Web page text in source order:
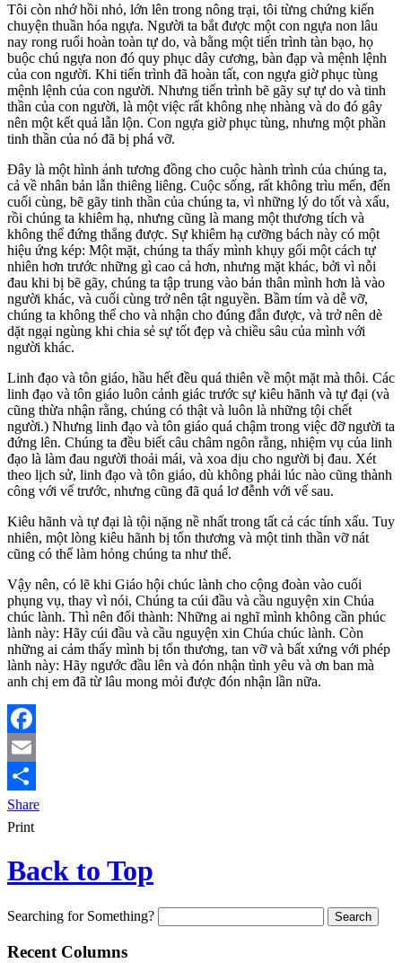
Tôi còn nhớ hồi nhỏ, lớn lên trong nông trại, tôi từng chứng kiến
chuyện thuần hóa ngựa. Người ta bắt được một con ngựa non lâu
nay rong ruổi hoàn toàn tự do, và bằng một tiến trình tàn bạo, họ
buộc chú ngựa non đó quy phục dây cương, bàn đạp và mệnh lệnh
của con người. Khi tiến trình đã hoàn tất, con ngựa giờ phục tùng
mệnh lệnh của con người. Nhưng tiến trình bẽ gãy sự tự do và tinh
thần của con người, là một việc rất không nhẹ nhàng và do đó gây
nên một kết quả lẫn lộn. Con ngựa giờ phục tùng, nhưng một phần
tinh thần của nó đã bị phá vỡ.
Đây là một hình ảnh tương đồng cho cuộc hành trình của chúng ta,
cả về nhân bản lẫn thiêng liêng. Cuộc sống, rất không trìu mến, đến
cuối cùng, bẽ gãy tinh thần của chúng ta, vì những lý do tốt và xấu,
rồi chúng ta khiêm hạ, nhưng cũng là mang một thương tích và
không thể đứng thẳng được. Sự khiêm hạ cưỡng bách này có một
hiệu ứng kép: Một mặt, chúng ta thấy mình khụy gối một cách tự
nhiên hơn trước những gì cao cả hơn, nhưng mặt khác, bởi vì nỗi
đau khi bị bẽ gãy, chúng ta tập trung vào bản thân mình hơn là vào
người khác, và cuối cùng trở nên tật nguyền. Bầm tím và dễ vỡ,
chúng ta không thể cho và nhận cho đúng đắn được, và trở nên dè
dặt ngại ngùng khi chia sẻ sự tốt đẹp và chiều sâu của mình với
người khác.
Linh đạo và tôn giáo, hầu hết đều quá thiên về một mặt mà thôi. Các
linh đạo và tôn giáo luôn cảnh giác trước sự kiêu hãnh và tự đại (và
cũng thừa nhận rằng, chúng có thật và luôn là những tội chết
người.) Nhưng linh đạo và tôn giáo quá chậm trong việc đỡ người ta
đứng lên. Chúng ta đều biết câu châm ngôn rằng, nhiệm vụ của linh
đạo là làm đau người thoải mái, và xoa dịu cho người bị đau. Xét
theo lịch sử, linh đạo và tôn giáo, dù không phải lúc nào cũng thành
công với vế trước, nhưng cũng đã quá lơ đễnh với vế sau.
Kiêu hãnh và tự đại là tội nặng nề nhất trong tất cả các tính xấu. Tuy
nhiên, một lòng kiêu hãnh bị tổn thương và một tinh thần vỡ nát
cũng có thể làm hỏng chúng ta như thế.
Vậy nên, có lẽ khi Giáo hội chúc lành cho cộng đoàn vào cuối
phụng vụ, thay vì nói, Chúng ta cúi đầu và cầu nguyện xin Chúa
chúc lành. Thì nên đổi thành: Những ai nghĩ mình không cần phúc
lành này: Hãy cúi đầu và cầu nguyện xin Chúa chúc lành. Còn
những ai cảm thấy mình bị tổn thương, tan vỡ và bất xứng với phép
lành này: Hãy ngước đầu lên và đón nhận tình yêu và ơn ban mà
anh chị em đã từ lâu mong mỏi được đón nhận lần nữa.
Facebook
Email
Share
Print
Back to Top
Searching for Something?
Recent Columns